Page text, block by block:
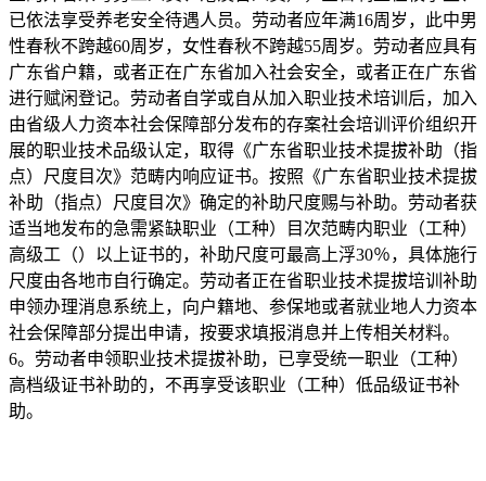
已依法享受养老安全待遇人员。劳动者应年满16周岁，此中男
性春秋不跨越60周岁，女性春秋不跨越55周岁。劳动者应具有
广东省户籍，或者正在广东省加入社会安全，或者正在广东省
进行赋闲登记。劳动者自学或自从加入职业技术培训后，加入
由省级人力资本社会保障部分发布的存案社会培训评价组织开
展的职业技术品级认定，取得《广东省职业技术提拔补助（指
点）尺度目次》范畴内响应证书。按照《广东省职业技术提拔
补助（指点）尺度目次》确定的补助尺度赐与补助。劳动者获
适当地发布的急需紧缺职业（工种）目次范畴内职业（工种）
高级工（）以上证书的，补助尺度可最高上浮30％，具体施行
尺度由各地市自行确定。劳动者正在省职业技术提拔培训补助
申领办理消息系统上，向户籍地、参保地或者就业地人力资本
社会保障部分提出申请，按要求填报消息并上传相关材料。
6。劳动者申领职业技术提拔补助，已享受统一职业（工种）
高档级证书补助的，不再享受该职业（工种）低品级证书补
助。